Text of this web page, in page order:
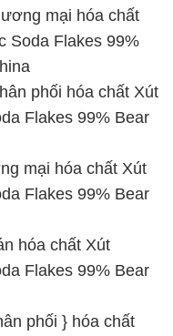
mại hóa chất
Soda Flakes 99%
phối hóa chất Xút
Flakes 99% Bear
mại hóa chất Xút
Flakes 99% Bear
hóa chất Xút
Flakes 99% Bear
phối } hóa chất